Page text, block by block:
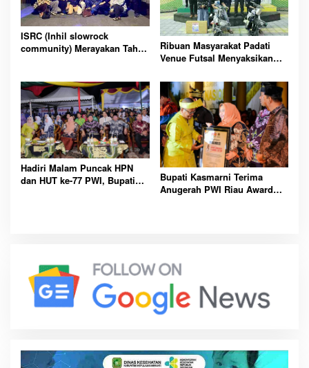
ISRC (Inhil slowrock
community) Merayakan Tahun
Ribuan Masyarakat Padati
Venue Futsal Menyaksikan
Inhil Cup 2023
Hadiri Malam Puncak HPN
dan HUT ke-77 PWI, Bupati
Bupati Kasmarni Terima
Anugerah PWI Riau Award